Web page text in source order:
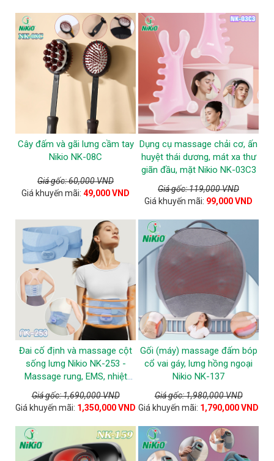
Cây đấm và gãi lưng cầm tay
Nikio NK-08C
Giá gốc: 60,000 VND
Giá khuyến mãi: 49,000 VND
Dụng cụ massage chải cơ, ấn
huyệt thái dương, mát xa thư
giãn đầu, mặt Nikio NK-03C3
Giá gốc: 119,000 VND
Giá khuyến mãi: 99,000 VND
Đai cố định và massage cột
sống lưng Nikio NK-253 -
Massage rung, EMS, nhiệt
nóng
Giá gốc: 1,690,000 VND
Giá khuyến mãi: 1,350,000 VND
Gối (máy) massage đấm bóp
cổ vai gáy, lưng hồng ngoại
Nikio NK-137
Giá gốc: 1,980,000 VND
Giá khuyến mãi: 1,790,000 VND